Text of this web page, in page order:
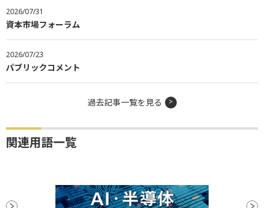
2026/07/31
資本市場フォーラム
2026/07/23
パブリックコメント
過去記事一覧を見る
関連用語一覧